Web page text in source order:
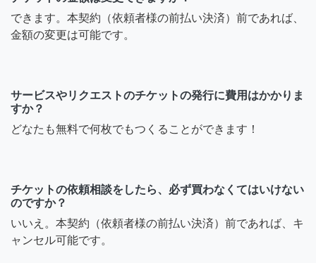
できます。本契約（依頼者様の前払い決済）前であれば、
金額の変更は可能です。
サービスやリクエストのチケットの発行に費用はかかりま
すか？
どなたも無料で何枚でもつくることができます！
チケットの依頼相談をしたら、必ず買わなくてはいけない
のですか？
いいえ。本契約（依頼者様の前払い決済）前であれば、キ
ャンセル可能です。